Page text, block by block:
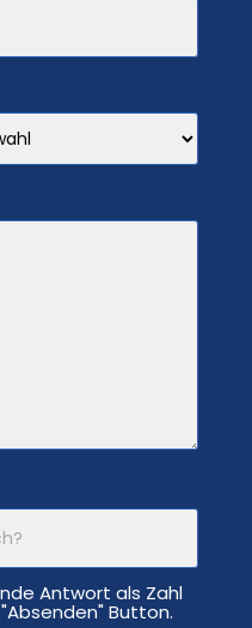
Antwort als Zahl
Button.